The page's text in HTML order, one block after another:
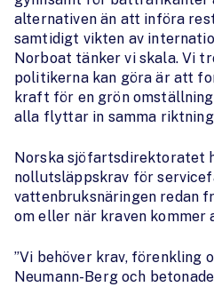
alternativen än att införa
samtidigt vikten av
Norboat tänker vi skala. Vi
politikerna kan göra är att
kraft för en grön
alla flyttar in samma
Norska sjöfartsdirektoratet
nollutsläppskrav för
vattenbruksnäringen redan
om eller när kraven kommer
”Vi behöver krav, förenkling
Neumann-Berg och